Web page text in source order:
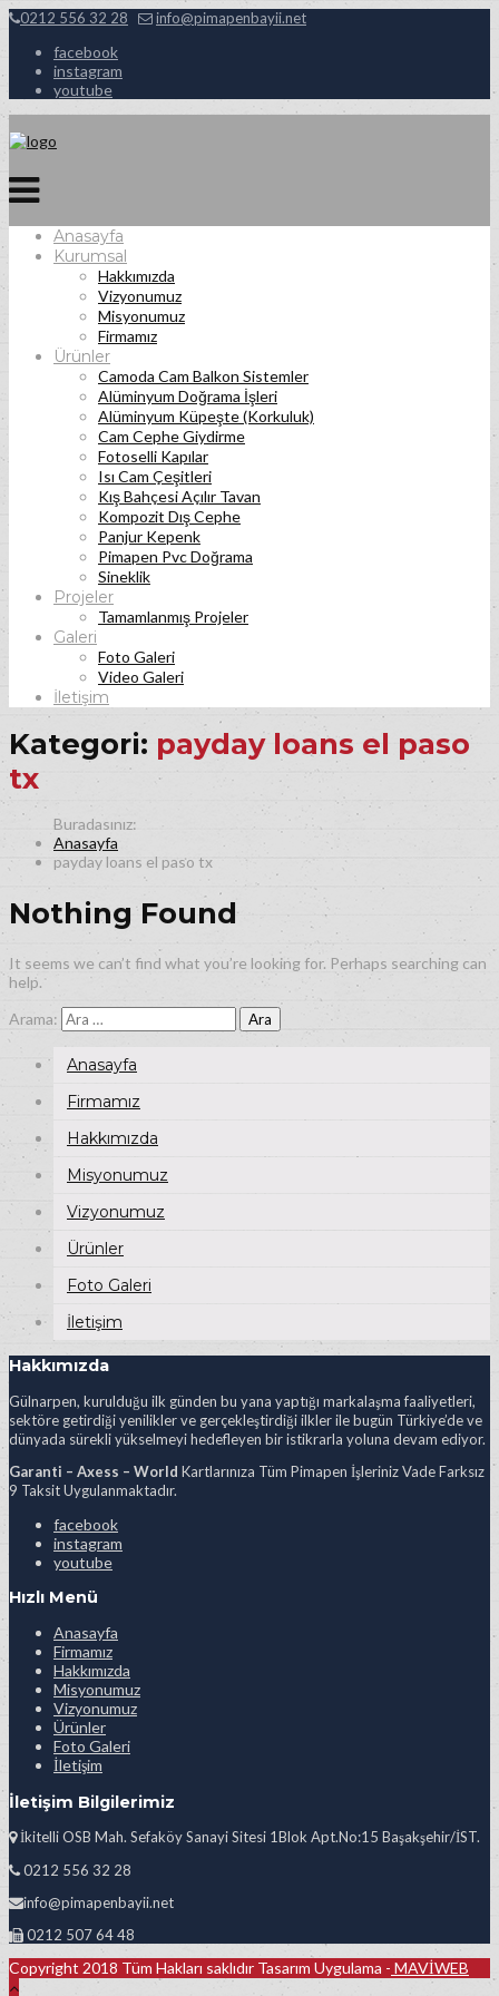
0212 556 32 28 info@pimapenbayii.net
facebook
instagram
youtube
Anasayfa
Kurumsal
Hakkımızda
Vizyonumuz
Misyonumuz
Firmamız
Ürünler
Camoda Cam Balkon Sistemler
Alüminyum Doğrama İşleri
Alüminyum Küpeşte (Korkuluk)
Cam Cephe Giydirme
Fotoselli Kapılar
Isı Cam Çeşitleri
Kış Bahçesi Açılır Tavan
Kompozit Dış Cephe
Panjur Kepenk
Pimapen Pvc Doğrama
Sineklik
Projeler
Tamamlanmış Projeler
Galeri
Foto Galeri
Video Galeri
İletişim
Kategori: payday loans el paso
tx
Anasayfa
payday loans el paso tx
Nothing Found
It seems we can’t find what you’re looking for. Perhaps searching can
help.
Arama:
Anasayfa
Firmamız
Hakkımızda
Misyonumuz
Vizyonumuz
Ürünler
Foto Galeri
İletişim
Hakkımızda
Gülnarpen, kurulduğu ilk günden bu yana yaptığı markalaşma faaliyetleri,
sektöre getirdiği yenilikler ve gerçekleştirdiği ilkler ile bugün Türkiye’de ve
dünyada sürekli yükselmeyi hedefleyen bir istikrarla yoluna devam ediyor.
Garanti – Axess – World Kartlarınıza Tüm Pimapen İşleriniz Vade Farksız
9 Taksit Uygulanmaktadır.
facebook
instagram
youtube
Hızlı Menü
Anasayfa
Firmamız
Hakkımızda
Misyonumuz
Vizyonumuz
Ürünler
Foto Galeri
İletişim
İletişim Bilgilerimiz
İkitelli OSB Mah. Sefaköy Sanayi Sitesi 1Blok Apt.No:15 Başakşehir/İST.
0212 556 32 28
info@pimapenbayii.net
0212 507 64 48
Copyright 2018 Tüm Hakları saklıdır Tasarım Uygulama - MAVİWEB